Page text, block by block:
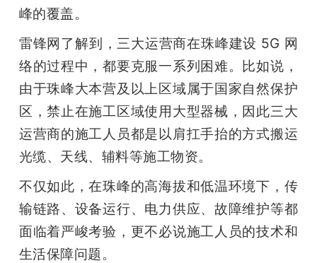
峰的覆盖。
雷锋网了解到，三大运营商在珠峰建设 5G 网
络的过程中，都要克服一系列困难。比如说，
由于珠峰大本营及以上区域属于国家自然保护
区，禁止在施工区域使用大型器械，因此三大
运营商的施工人员都是以肩扛手抬的方式搬运
光缆、天线、辅料等施工物资。
不仅如此，在珠峰的高海拔和低温环境下，传
输链路、设备运行、电力供应、故障维护等都
面临着严峻考验，更不必说施工人员的技术和
生活保障问题。